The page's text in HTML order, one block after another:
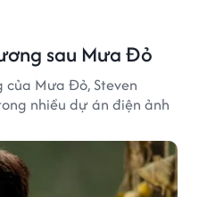
sau Mưa Đỏ
của Mưa Đỏ, Steven
nhiều dự án điện ảnh